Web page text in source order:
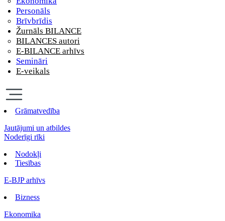
Personāls
Brīvbrīdis
Žurnāls BILANCE
BILANCES autori
E-BILANCE arhīvs
Semināri
E-veikals
Grāmatvedība
Jautājumi un atbildes
Noderīgi rīki
Nodokļi
Tiesības
E-BJP arhīvs
Bizness
Ekonomika